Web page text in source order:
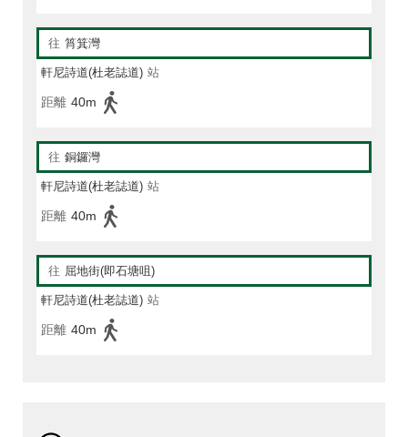
往 筲箕灣
軒尼詩道(杜老誌道) 站
距離 40m
往 銅鑼灣
軒尼詩道(杜老誌道) 站
距離 40m
往 屈地街(即石塘咀)
軒尼詩道(杜老誌道) 站
距離 40m